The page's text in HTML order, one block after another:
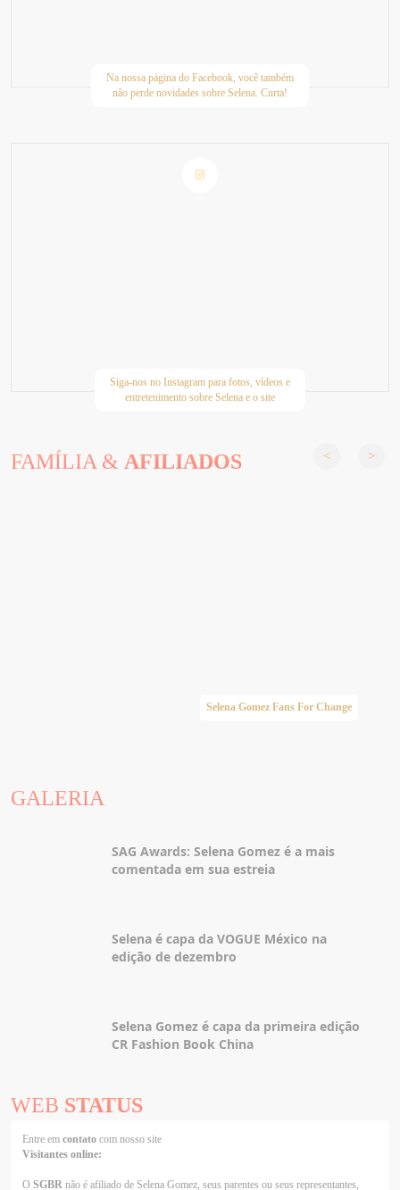
Na nossa página do Facebook, você também
não perde novidades sobre Selena. Curta!
Siga-nos no Instagram para fotos, vídeos e
entretenimento sobre Selena e o site
FAMÍLIA & AFILIADOS
Selena Gomez Fans For Change
GALERIA
SAG Awards: Selena Gomez é a mais
comentada em sua estreia
Selena é capa da VOGUE México na
edição de dezembro
Selena Gomez é capa da primeira edição
CR Fashion Book China
WEB STATUS
Entre em contato com nosso site
Visitantes online:
O SGBR não é afiliado de Selena Gomez, seus parentes ou seus representantes,